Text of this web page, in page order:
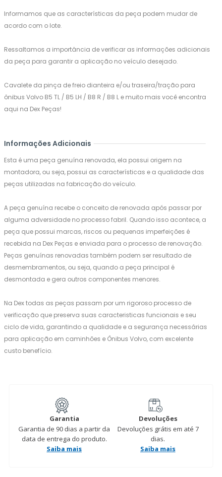
Informamos que as características da peça podem mudar de
acordo com o lote.
Ressaltamos a importância de verificar as informações adicionais
da peça para garantir a aplicação no veículo desejado.
Cavalete da pinça de freio dianteira e/ou traseira/tração para
ônibus Volvo B5 TL / B5 LH / B8 R / B8 L e muito mais você encontra
aqui na Dex Peças!
Informações Adicionais
Esta é uma peça genuína renovada, ela possui origem na
montadora, ou seja, possui as características e a qualidade das
peças utilizadas na fabricação do veículo.
A peça genuína recebe o conceito de renovada após passar por
alguma adversidade no processo fabril. Quando isso acontece, a
peça que possui marcas, riscos ou pequenas imperfeições é
recebida na Dex Peças e enviada para o processo de renovação.
Peças genuínas renovadas também podem ser resultado de
desmembramentos, ou seja, quando a peça principal é
desmontada e gera outros componentes menores.
Na Dex todas as peças passam por um rigoroso processo de
verificação que preserva suas caracteristicas funcionais e seu
ciclo de vida, garantindo a qualidade e a segurança necessárias
para aplicação em caminhões e Ônibus Volvo, com excelente
custo benefício.
Garantia
Garantia de 90 dias a partir da
data de entrega do produto.
Saiba mais
Devoluções
Devoluções grátis em até 7
dias.
Saiba mais